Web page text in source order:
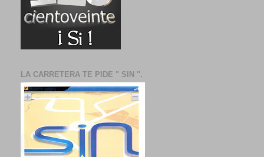
LA CARRETERA TE PIDE " SIN ".